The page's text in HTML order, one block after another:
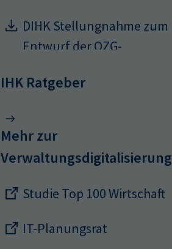
DIHK Stellungnahme zum
Entwurf der OZG-
IHK Ratgeber
Mehr zur
Verwaltungsdigitalisierung
Studie Top 100 Wirtschaft
IT-Planungsrat